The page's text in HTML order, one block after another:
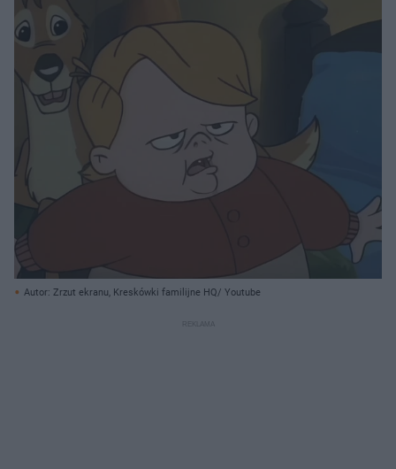
Autor: Zrzut ekranu, Kreskówki familijne HQ/ Youtube